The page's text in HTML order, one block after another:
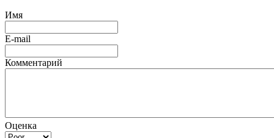
Имя
E-mail
Комментарий
Оценка